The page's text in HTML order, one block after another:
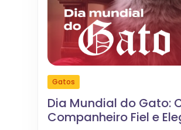
Gatos
Dia Mundial do Gato:
Companheiro Fiel e